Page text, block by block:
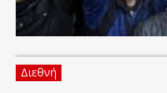
Διεθνή